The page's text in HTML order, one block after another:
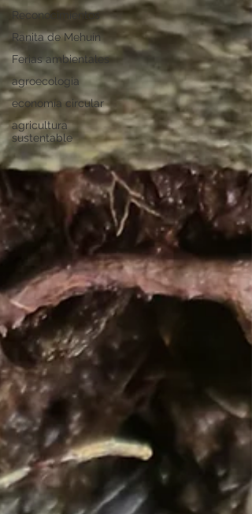
Reconocimientos
Ranita de Mehuín
Ferias ambientales
agroecologia
economía circular
agricultura
sustentable